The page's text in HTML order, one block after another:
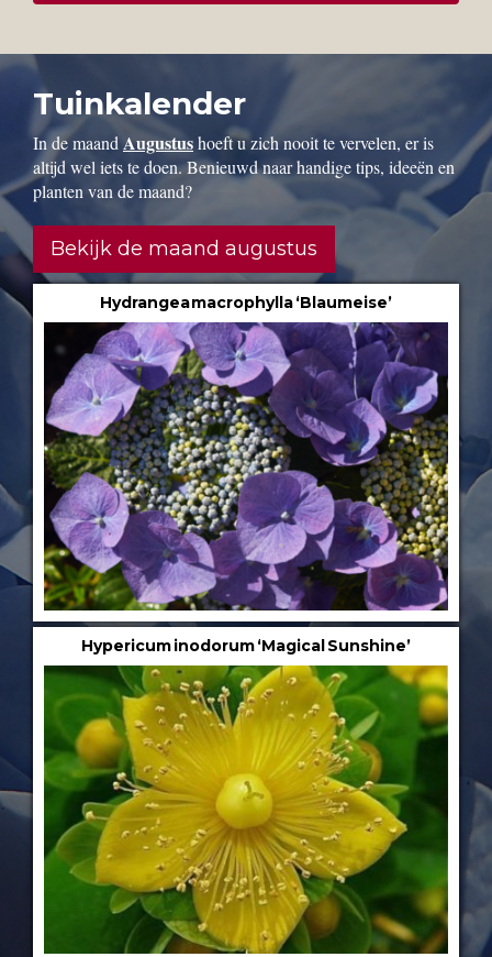
Tuinkalender
In de maandAugustushoeft u zich nooit te vervelen, er is
altijd wel iets te doen. Benieuwd naar handige tips, ideeën en
planten van de maand?
Bekijk de maand augustus
Hydrangea macrophylla ‘Blaumeise’
Hypericum inodorum ‘Magical Sunshine’